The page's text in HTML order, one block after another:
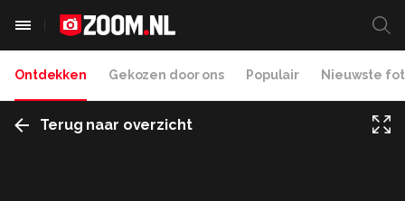
Ontdekken Gekozen door ons Populair Nieuwste
Terug naar overzicht